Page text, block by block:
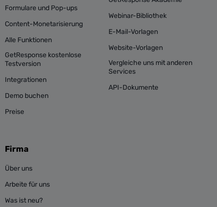
Formulare und Pop-ups
Content-Monetarisierung
Alle Funktionen
GetResponse kostenlose
Testversion
Integrationen
Demo buchen
Preise
Webinar-Bibliothek
E-Mail-Vorlagen
Website-Vorlagen
Vergleiche uns mit anderen
Services
API-Dokumente
Firma
Über uns
Arbeite für uns
Was ist neu?